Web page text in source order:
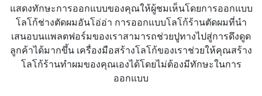
แสดงทักษะการออกแบบของคุณให้ผู้ชมเห็นโดยการออกแบบ
โลโก้ช่างตัดผมอันโอ่อ่า การออกแบบโลโก้ร้านตัดผมที่นำ
เสนอบนแพลตฟอร์มของเราสามารถช่วยปูทางไปสู่การดึงดูด
ลูกค้าได้มากขึ้น เครื่องมือสร้างโลโก้ของเราช่วยให้คุณสร้าง
โลโก้ร้านทำผมของคุณเองได้โดยไม่ต้องมีทักษะในการ
ออกแบบ